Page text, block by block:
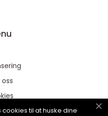
oss
til at huske dine